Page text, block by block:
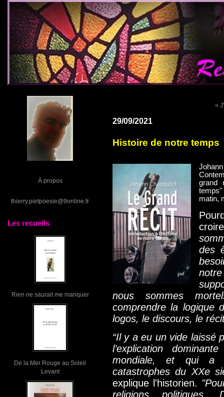
À propos
thierry.pietpoesie@9online.fr
Les recueils
Rien ne saurait me manquer
De la Mer Rouge au Soleil
Levant
«
29/09/2021
Histoire de notre temps
grand
matin,
des
nous sommes
comprendre la logique
logos, le discours, le
“Il y a eu un vide laissé
l’explication
mondiale, et qui a
catastrophes du XXe
explique l'historien.
religions politiques.